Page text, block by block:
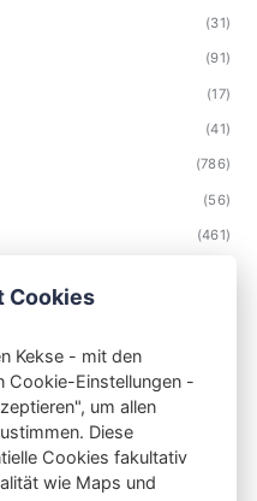
(31)
(91)
(17)
(41)
(786)
(56)
(461)
Cookies
Kekse - mit den
Cookie-Einstellungen -
um allen
Diese
Cookies fakultativ
wie Maps und